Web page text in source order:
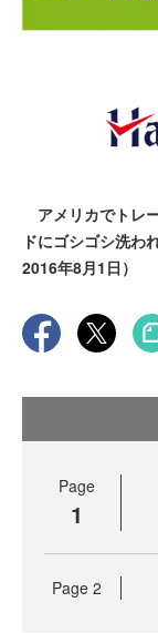
アメリカでトレ
ドにゴシゴシ洗わ
2016年8月1日）
Page
1
Page 2